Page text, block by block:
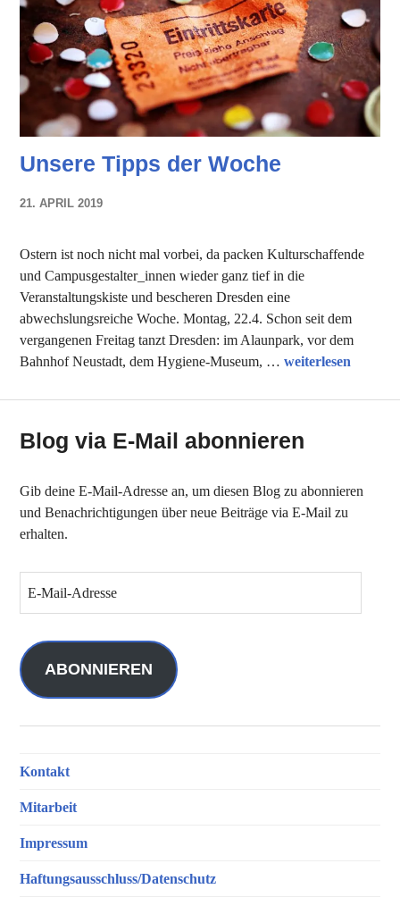
Unsere Tipps der Woche
21. APRIL 2019
Ostern ist noch nicht mal vorbei, da packen Kulturschaffende
und Campusgestalter_innen wieder ganz tief in die
Veranstaltungskiste und bescheren Dresden eine
abwechslungsreiche Woche. Montag, 22.4. Schon seit dem
vergangenen Freitag tanzt Dresden: im Alaunpark, vor dem
Bahnhof Neustadt, dem Hygiene-Museum, …Unsere Tipps der
weiterlesen
Blog via E-Mail abonnieren
Gib deine E-Mail-Adresse an, um diesen Blog zu abonnieren
und Benachrichtigungen über neue Beiträge via E-Mail zu
erhalten.
i
l
A
r
s
s
ABONNIEREN
Kontakt
Mitarbeit
Impressum
Haftungsausschluss/Datenschutz